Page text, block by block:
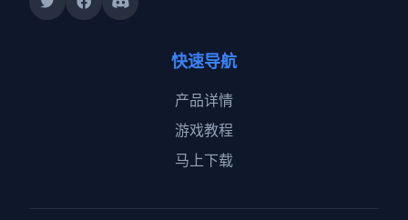
快速导航
产品详情
游戏教程
马上下载